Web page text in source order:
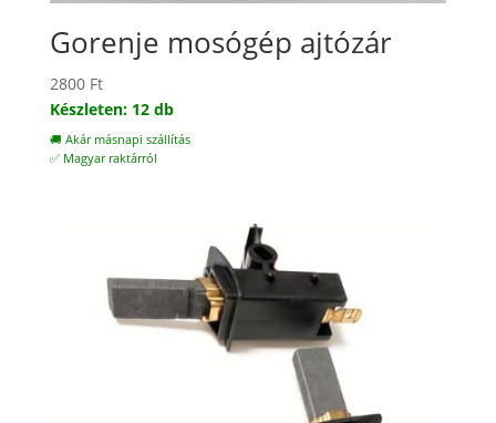
Gorenje mosógép ajtózár
2800 Ft
Készleten: 12 db
🚚 Akár másnapi szállítás
✅ Magyar raktárról